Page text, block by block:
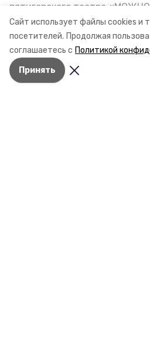
Сайт использует файлы cookies и
посетителей. Продолжая
соглашаетесь с Политикой
Принять
пятигорского театра
существования театр
впереди — новые премьеры. О
артистом, попал в Пятигорск
режиссёр рассказал
Пятигорска».